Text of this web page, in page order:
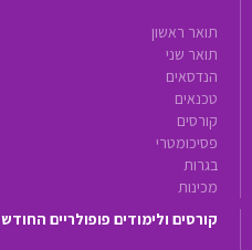
תואר ראשון
תואר שני
הנדסאים
טכנאים
קורסים
פסיכומטרי
בגרות
מכינות
קורסים ולימודים פופולריים החודש